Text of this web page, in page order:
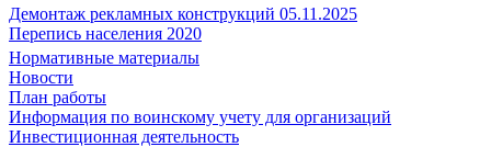
Демонтаж рекламных конструкций 05.11.2025
Перепись населения 2020
Нормативные материалы
Новости
План работы
Информация по воинскому учету для организаций
Инвестиционная деятельность